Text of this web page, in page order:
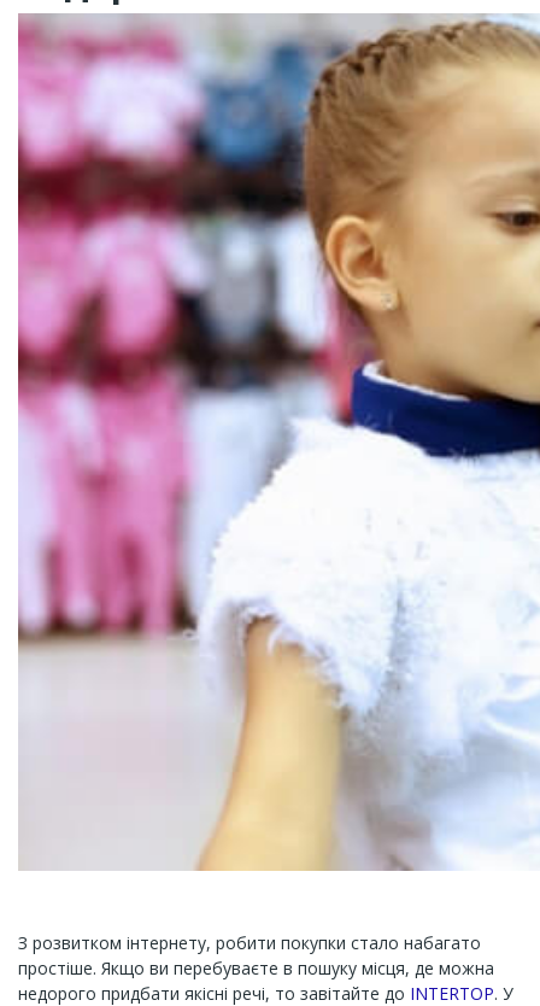
З розвитком інтернету, робити покупки стало набагато
простіше. Якщо ви перебуваєте в пошуку місця, де можна
недорого придбати якісні речі, то завітайте до INTERTOP. У